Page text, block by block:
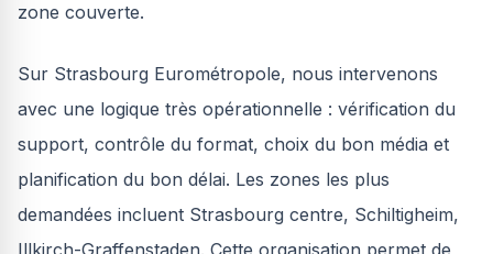
zone couverte.
Sur Strasbourg Eurométropole, nous intervenons
avec une logique très opérationnelle : vérification du
support, contrôle du format, choix du bon média et
planification du bon délai. Les zones les plus
demandées incluent Strasbourg centre, Schiltigheim,
Illkirch-Graffenstaden. Cette organisation permet de